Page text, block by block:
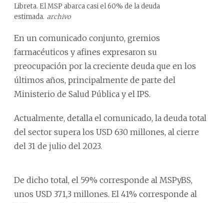
Libreta. El MSP abarca casi el 60% de la deuda
estimada. archivo
En un comunicado conjunto, gremios
farmacéuticos y afines expresaron su
preocupación por la creciente deuda que en los
últimos años, principalmente de parte del
Ministerio de Salud Pública y el IPS.
Actualmente, detalla el comunicado, la deuda total
del sector supera los USD 630 millones, al cierre
del 31 de julio del 2023.
De dicho total, el 59% corresponde al MSPyBS,
unos USD 371,3 millones. El 41% corresponde al